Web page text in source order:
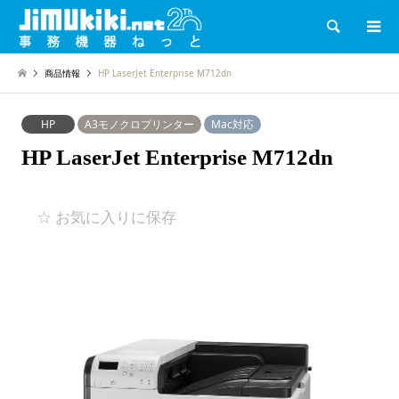
検索
商品情報 HP LaserJet Enterprise M712dn
HP A3モノクロプリンター Mac対応
HP LaserJet Enterprise M712dn
☆ お気に入りに保存